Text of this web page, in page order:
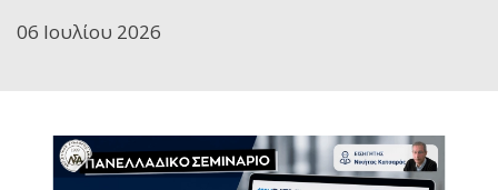
06 Ιουλίου 2026